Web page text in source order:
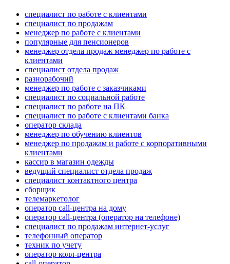
специалист по работе с клиентами
специалист по продажам
менеджер по работе с клиентами
популярные для пенсионеров
менеджер отдела продаж менеджер по работе с
клиентами
специалист отдела продаж
разнорабочий
менеджер по работе с заказчиками
специалист по социальной работе
специалист по работе на ПК
специалист по работе с клиентами банка
оператор склада
менеджер по обучению клиентов
менеджер по продажам и работе с корпоративными
клиентами
кассир в магазин одежды
ведущий специалист отдела продаж
специалист контактного центра
сборщик
телемаркетолог
оператор call-центра на дому
оператор call-центра (оператор на телефоне)
специалист по продажам интернет-услуг
телефонный оператор
техник по учету
оператор колл-центра